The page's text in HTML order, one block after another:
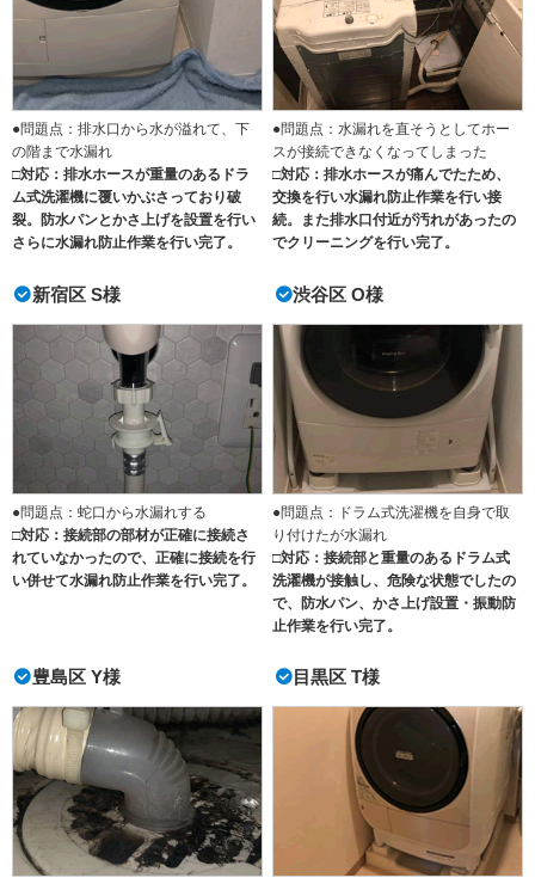
●問題点：排水口から水が溢れて、下
の階まで水漏れ
□対応：排水ホースが重量のあるドラ
ム式洗濯機に覆いかぶさっており破
裂。防水パンとかさ上げを設置を行い
さらに水漏れ防止作業を行い完了。
●問題点：水漏れを直そうとしてホー
スが接続できなくなってしまった
□対応：排水ホースが痛んでたため、
交換を行い水漏れ防止作業を行い接
続。また排水口付近が汚れがあったの
でクリーニングを行い完了。
新宿区 S様
●問題点：蛇口から水漏れする
□対応：接続部の部材が正確に接続さ
れていなかったので、正確に接続を行
い併せて水漏れ防止作業を行い完了。
渋谷区 O様
●問題点：ドラム式洗濯機を自身で取
り付けたが水漏れ
□対応：接続部と重量のあるドラム式
洗濯機が接触し、危険な状態でしたの
で、防水パン、かさ上げ設置・振動防
止作業を行い完了。
豊島区 Y様 目黒区 T様